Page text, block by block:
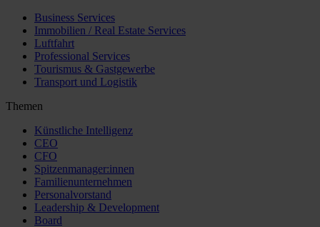
Business Services
Immobilien / Real Estate Services
Luftfahrt
Professional Services
Tourismus & Gastgewerbe
Transport und Logistik
Themen
Künstliche Intelligenz
CEO
CFO
Spitzenmanager:innen
Familienunternehmen
Personalvorstand
Leadership & Development
Board